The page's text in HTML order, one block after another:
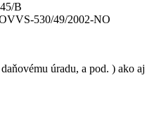
B
530/49/2002-NO
úradu, a pod. ) ako